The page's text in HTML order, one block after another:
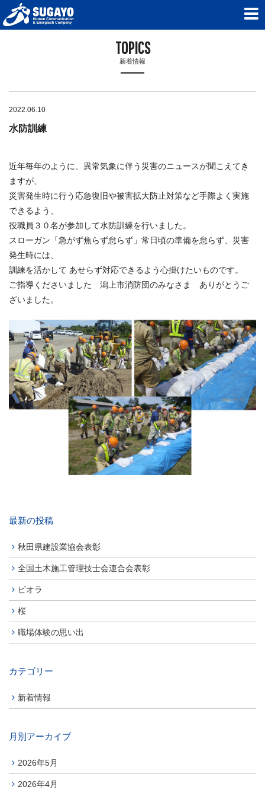
TOPICS
新着情報
2022.06.10
水防訓練
近年毎年のように、異常気象に伴う災害のニュースが聞こえてき
ますが、
災害発生時に行う応急復旧や被害拡大防止対策など手際よく実施
できるよう、
役職員３０名が参加して水防訓練を行いました。
スローガン「急がず焦らず怠らず」常日頃の準備を怠らず、災害
発生時には、
訓練を活かして あせらず対応できるよう心掛けたいものです。
ご指導くださいました 潟上市消防団のみなさま ありがとうご
ざいました。
最新の投稿
秋田県建設業協会表彰
全国土木施工管理技士会連合会表彰
ビオラ
桜
職場体験の思い出
カテゴリー
新着情報
月別アーカイブ
2026年5月
2026年4月